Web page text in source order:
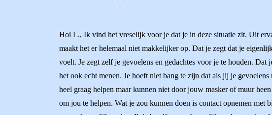
Hoi L., Ik vind het vreselijk voor je dat je in deze situatie zit. Uit
maakt het er helemaal niet makkelijker op. Dat je zegt dat je
voelt. Je zegt zelf je gevoelens en gedachtes voor je te houden.
het ook echt menen. Je hoeft niet bang te zijn dat als jij je
heel graag helpen maar kunnen niet door jouw masker of muur
om jou te helpen. Wat je zou kunnen doen is contact opnemen